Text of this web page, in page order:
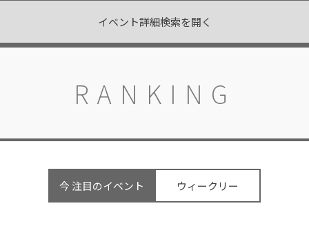
イベント詳細検索を開く
RANKING
今 注目のイベント ウィークリー